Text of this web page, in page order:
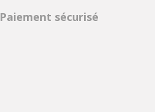
Paiement sécurisé